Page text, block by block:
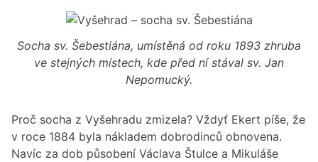
Socha sv. Šebestiána, umístěná od roku 1893 zhruba
ve stejných místech, kde před ní stával sv. Jan
Nepomucký.
Proč socha z Vyšehradu zmizela? Vždyť Ekert píše, že
v roce 1884 byla nákladem dobrodinců obnovena.
Navíc za dob působení Václava Štulce a Mikuláše